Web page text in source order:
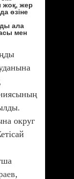
жоқ, жер
өзіне
ала
мен
округ
,